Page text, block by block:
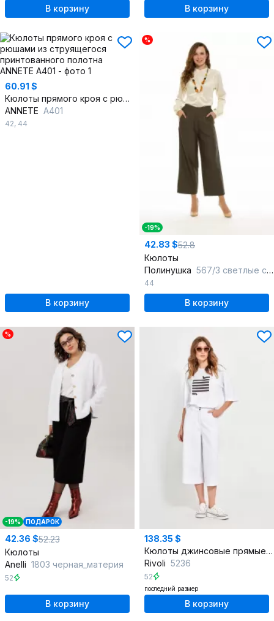
В корзину В корзину
60.91 $
Кюлоты прямого кроя с рюшами из струящегося принтованного полотна
ANNETE A401
42, 44
В корзину
%
-19%
42.83 $52.8
Кюлоты
Полинушка 567/3 светлые соты
44
В корзину
%
-19% ПОДАРОК
42.36 $52.23
Кюлоты
Anelli 1803 черная_материя
52
В корзину
138.35 $
Кюлоты джинсовые прямые с карманами и нашивками
Rivoli 5236
52
последний размер
В корзину